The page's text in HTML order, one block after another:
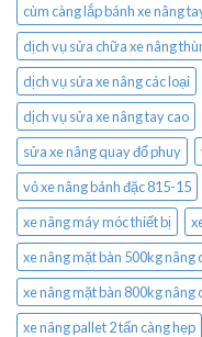
cùm càng lắp bánh xe nâng
dịch vụ sửa chữa xe nâng
dịch vụ sửa xe nâng các loại
dịch vụ sửa xe nâng tay cao
sửa xe nâng quay đổ phuy
vỏ xe nâng bánh đặc 815-15
xe nâng máy móc thiết bị
xe nâng mặt bàn 500kg nâng
xe nâng mặt bàn 800kg nâng
xe nâng pallet 2 tấn càng hẹp